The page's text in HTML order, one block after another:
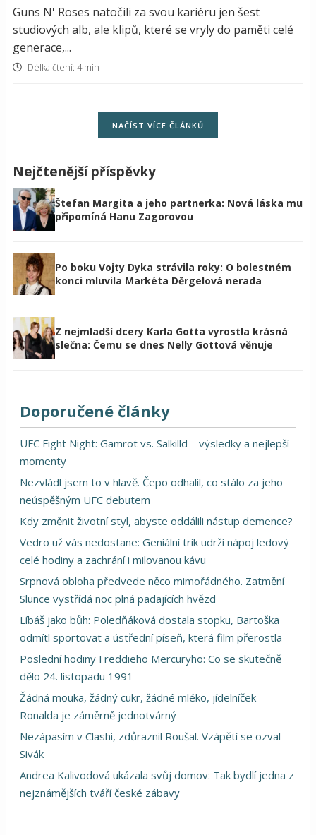
Guns N' Roses natočili za svou kariéru jen šest
studiových alb, ale klipů, které se vryly do paměti celé
generace,...
Délka čtení: 4 min
NAČÍST VÍCE ČLÁNKŮ
Nejčtenější příspěvky
Štefan Margita a jeho partnerka: Nová láska mu
připomíná Hanu Zagorovou
Po boku Vojty Dyka strávila roky: O bolestném
konci mluvila Markéta Děrgelová nerada
Z nejmladší dcery Karla Gotta vyrostla krásná
slečna: Čemu se dnes Nelly Gottová věnuje
Doporučené články
UFC Fight Night: Gamrot vs. Salkilld – výsledky a nejlepší
momenty
Nezvládl jsem to v hlavě. Čepo odhalil, co stálo za jeho
neúspěšným UFC debutem
Kdy změnit životní styl, abyste oddálili nástup demence?
Vedro už vás nedostane: Geniální trik udrží nápoj ledový
celé hodiny a zachrání i milovanou kávu
Srpnová obloha předvede něco mimořádného. Zatmění
Slunce vystřídá noc plná padajících hvězd
Líbáš jako bůh: Poledňáková dostala stopku, Bartoška
odmítl sportovat a ústřední píseň, která film přerostla
Poslední hodiny Freddieho Mercuryho: Co se skutečně
dělo 24. listopadu 1991
Žádná mouka, žádný cukr, žádné mléko, jídelníček
Ronalda je záměrně jednotvárný
Nezápasím v Clashi, zdůraznil Roušal. Vzápětí se ozval
Sivák
Andrea Kalivodová ukázala svůj domov: Tak bydlí jedna z
nejznámějších tváří české zábavy